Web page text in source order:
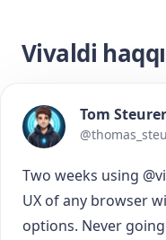
Vivaldi
Tom Steurer
Two weeks using
UX of any browser
options. Never